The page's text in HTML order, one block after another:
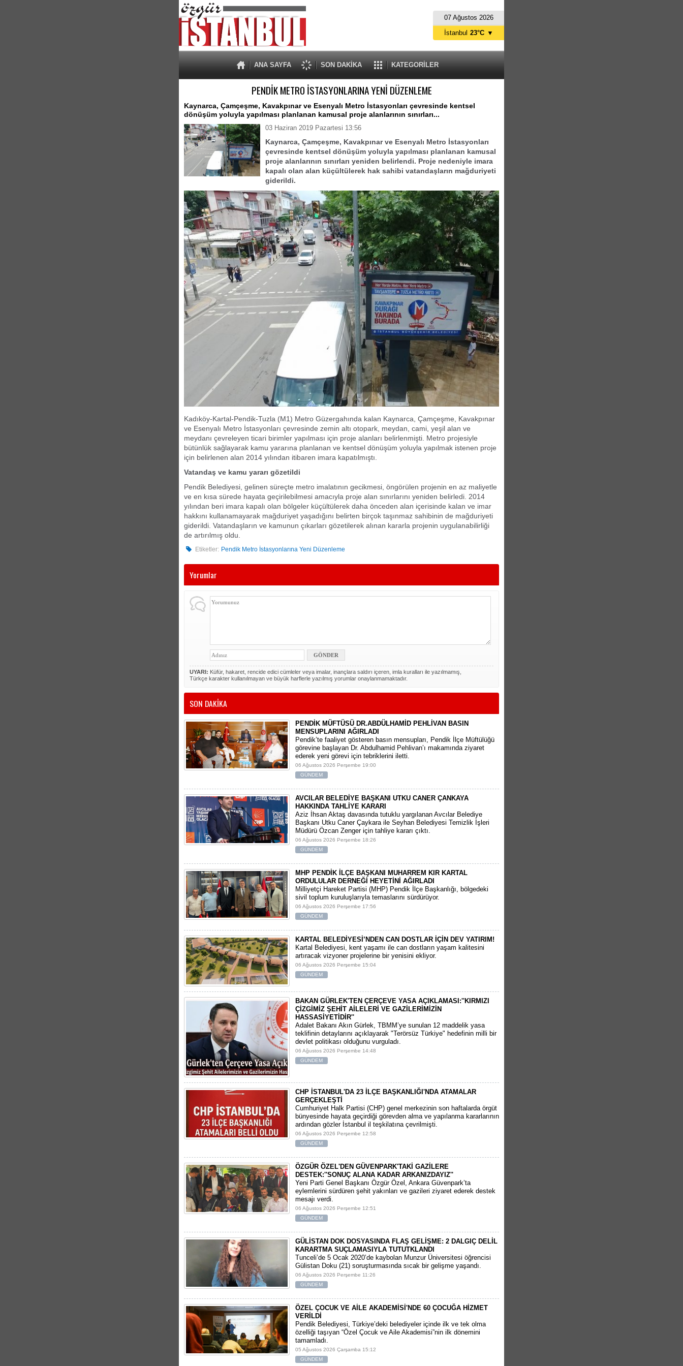
07 Ağustos 2026
ANA SAYFA SON DAKİKA KATEGORİLER
İstanbul 23°C ▼
PENDİK METRO İSTASYONLARINA YENİ DÜZENLEME
Kaynarca, Çamçeşme, Kavakpınar ve Esenyalı Metro İstasyonları çevresinde kentsel
dönüşüm yoluyla yapılması planlanan kamusal proje alanlarının sınırları...
03 Haziran 2019 Pazartesi 13:56
Kaynarca, Çamçeşme, Kavakpınar ve Esenyalı Metro İstasyonları
çevresinde kentsel dönüşüm yoluyla yapılması planlanan kamusal
proje alanlarının sınırları yeniden belirlendi. Proje nedeniyle imara
kapalı olan alan küçültülerek hak sahibi vatandaşların mağduriyeti
giderildi.
Kadıköy-Kartal-Pendik-Tuzla (M1) Metro Güzergahında kalan Kaynarca, Çamçeşme, Kavakpınar
ve Esenyalı Metro İstasyonları çevresinde zemin altı otopark, meydan, cami, yeşil alan ve
meydanı çevreleyen ticari birimler yapılması için proje alanları belirlenmişti. Metro projesiyle
bütünlük sağlayarak kamu yararına planlanan ve kentsel dönüşüm yoluyla yapılmak istenen proje
için belirlenen alan 2014 yılından itibaren imara kapatılmıştı.
Vatandaş ve kamu yararı gözetildi
Pendik Belediyesi, gelinen süreçte metro imalatının gecikmesi, öngörülen projenin en az maliyetle
ve en kısa sürede hayata geçirilebilmesi amacıyla proje alan sınırlarını yeniden belirledi. 2014
yılından beri imara kapalı olan bölgeler küçültülerek daha önceden alan içerisinde kalan ve imar
hakkını kullanamayarak mağduriyet yaşadığını belirten birçok taşınmaz sahibinin de mağduriyeti
giderildi. Vatandaşların ve kamunun çıkarları gözetilerek alınan kararla projenin uygulanabilirliği
de artırılmış oldu.
Etiketler: Pendik Metro İstasyonlarına Yeni Düzenleme
Yorumlar
UYARI: Küfür, hakaret, rencide edici cümleler veya imalar, inançlara saldırı içeren, imla kuralları ile yazılmamış,
Türkçe karakter kullanılmayan ve büyük harflerle yazılmış yorumlar onaylanmamaktadır.
SON DAKİKA
PENDİK MÜFTÜSÜ DR.ABDÜLHAMİD PEHLİVAN BASIN
MENSUPLARINI AĞIRLADI
​Pendik’te faaliyet gösteren basın mensupları, Pendik İlçe Müftülüğü
görevine başlayan Dr. Abdulhamid Pehlivan’ı makamında ziyaret
ederek yeni görevi için tebriklerini iletti.
06 Ağustos 2026 Perşembe 19:00
GÜNDEM
AVCILAR BELEDİYE BAŞKANI UTKU CANER ÇANKAYA
HAKKINDA TAHLİYE KARARI
​Aziz İhsan Aktaş davasında tutuklu yargılanan Avcılar Belediye
Başkanı Utku Caner Çaykara ile Seyhan Belediyesi Temizlik İşleri
Müdürü Özcan Zenger için tahliye kararı çıktı.
06 Ağustos 2026 Perşembe 18:26
GÜNDEM
MHP PENDİK İLÇE BAŞKANI MUHARREM KIR KARTAL
ORDULULAR DERNEĞİ HEYETİNİ AĞIRLADI
​Milliyetçi Hareket Partisi (MHP) Pendik İlçe Başkanlığı, bölgedeki
sivil toplum kuruluşlarıyla temaslarını sürdürüyor.
06 Ağustos 2026 Perşembe 17:56
GÜNDEM
KARTAL BELEDİYESİ’NDEN CAN DOSTLAR İÇİN DEV YATIRIM!
Kartal Belediyesi, kent yaşamı ile can dostların yaşam kalitesini
artıracak vizyoner projelerine bir yenisini ekliyor.
06 Ağustos 2026 Perşembe 15:04
GÜNDEM
BAKAN GÜRLEK'TEN ÇERÇEVE YASA AÇIKLAMASI:''KIRMIZI
ÇİZGİMİZ ŞEHİT AİLELERİ VE GAZİLERİMİZİN
HASSASİYETİDİR''
Adalet Bakanı Akın Gürlek, TBMM’ye sunulan 12 maddelik yasa
teklifinin detaylarını açıklayarak "Terörsüz Türkiye" hedefinin milli bir
devlet politikası olduğunu vurguladı.
06 Ağustos 2026 Perşembe 14:48
GÜNDEM
CHP İSTANBUL'DA 23 İLÇE BAŞKANLIĞI'NDA ATAMALAR
GERÇEKLEŞTİ
​Cumhuriyet Halk Partisi (CHP) genel merkezinin son haftalarda örgüt
bünyesinde hayata geçirdiği görevden alma ve yapılanma kararlarının
ardından gözler İstanbul il teşkilatına çevrilmişti.
06 Ağustos 2026 Perşembe 12:58
GÜNDEM
ÖZGÜR ÖZEL'DEN GÜVENPARK'TAKİ GAZİLERE
DESTEK:''SONUÇ ALANA KADAR ARKANIZDAYIZ''
​Yeni Parti Genel Başkanı Özgür Özel, Ankara Güvenpark’ta
eylemlerini sürdüren şehit yakınları ve gazileri ziyaret ederek destek
mesajı verdi.
06 Ağustos 2026 Perşembe 12:51
GÜNDEM
GÜLİSTAN DOK DOSYASINDA FLAŞ GELİŞME: 2 DALGIÇ DELİL
KARARTMA SUÇLAMASIYLA TUTUTKLANDI
​Tunceli’de 5 Ocak 2020’de kaybolan Munzur Üniversitesi öğrencisi
Gülistan Doku (21) soruşturmasında sıcak bir gelişme yaşandı.
06 Ağustos 2026 Perşembe 11:26
GÜNDEM
ÖZEL ÇOCUK VE AİLE AKADEMİSİ'NDE 60 ÇOCUĞA HİZMET
VERİLDİ
Pendik Belediyesi, Türkiye’deki belediyeler içinde ilk ve tek olma
özelliği taşıyan “Özel Çocuk ve Aile Akademisi”nin ilk dönemini
tamamladı.
05 Ağustos 2026 Çarşamba 15:12
GÜNDEM